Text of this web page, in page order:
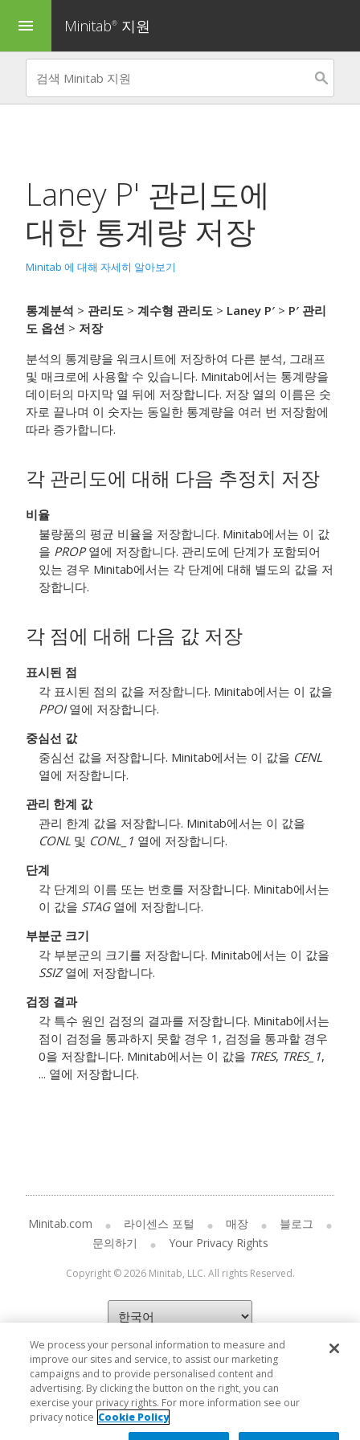
menu Minitab® 지원
Laney P' 관리도에
대한 통계량 저장
Minitab 에 대해 자세히 알아보기
통계분석 > 관리도 > 계수형 관리도 > Laney P′ > P′ 관리
도 옵션 > 저장
분석의 통계량을 워크시트에 저장하여 다른 분석, 그래프
및 매크로에 사용할 수 있습니다. Minitab에서는 통계량을
데이터의 마지막 열 뒤에 저장합니다. 저장 열의 이름은 숫
자로 끝나며 이 숫자는 동일한 통계량을 여러 번 저장함에
따라 증가합니다.
각 관리도에 대해 다음 추정치 저장
비율
불량품의 평균 비율을 저장합니다. Minitab에서는 이 값
을 PROP열에 저장합니다. 관리도에 단계가 포함되어
있는 경우 Minitab에서는 각 단계에 대해 별도의 값을 저
장합니다.
각 점에 대해 다음 값 저장
표시된 점
각 표시된 점의 값을 저장합니다. Minitab에서는 이 값을
PPOI열에 저장합니다.
중심선 값
중심선 값을 저장합니다. Minitab에서는 이 값을 CENL
열에 저장합니다.
관리 한계 값
관리 한계 값을 저장합니다. Minitab에서는 이 값을
CONL 및 CONL_1 열에 저장합니다.
단계
각 단계의 이름 또는 번호를 저장합니다. Minitab에서는
이 값을 STAG열에 저장합니다.
부분군 크기
각 부분군의 크기를 저장합니다. Minitab에서는 이 값을
SSIZ열에 저장합니다.
검정 결과
각 특수 원인 검정의 결과를 저장합니다. Minitab에서는
점이 검정을 통과하지 못할 경우 1, 검정을 통과할 경우
0을 저장합니다. Minitab에서는 이 값을 TRES, TRES_1,
... 열에 저장합니다.
Minitab.com 라이센스 포털 매장
블로그
문의하기
Your Privacy Rights
Copyright © 2026 Minitab, LLC. All rights Reserved.
We process your personal information to measure and
improve our sites and service, to assist our marketing
campaigns and to provide personalised content and
advertising. By clicking the button on the right, you can
exercise your privacy rights. For more information see our
privacy notice Cookie Policy